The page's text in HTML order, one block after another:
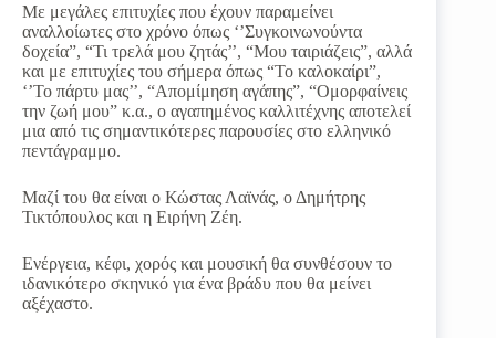
Με μεγάλες επιτυχίες που έχουν παραμείνει
αναλλοίωτες στο χρόνο όπως ‘’Συγκοινωνούντα
δοχεία”, “Τι τρελά μου ζητάς’’, “Μου ταιριάζεις”, αλλά
και με επιτυχίες του σήμερα όπως “Το καλοκαίρι”,
‘’Το πάρτυ μας’’, “Απομίμηση αγάπης”, “Ομορφαίνεις
την ζωή μου” κ.α., ο αγαπημένος καλλιτέχνης αποτελεί
μια από τις σημαντικότερες παρουσίες στο ελληνικό
πεντάγραμμο.
Μαζί του θα είναι ο Κώστας Λαϊνάς, ο Δημήτρης
Τικτόπουλος και η Ειρήνη Ζέη.
Ενέργεια, κέφι, χορός και μουσική θα συνθέσουν το
ιδανικότερο σκηνικό για ένα βράδυ που θα μείνει
αξέχαστο.